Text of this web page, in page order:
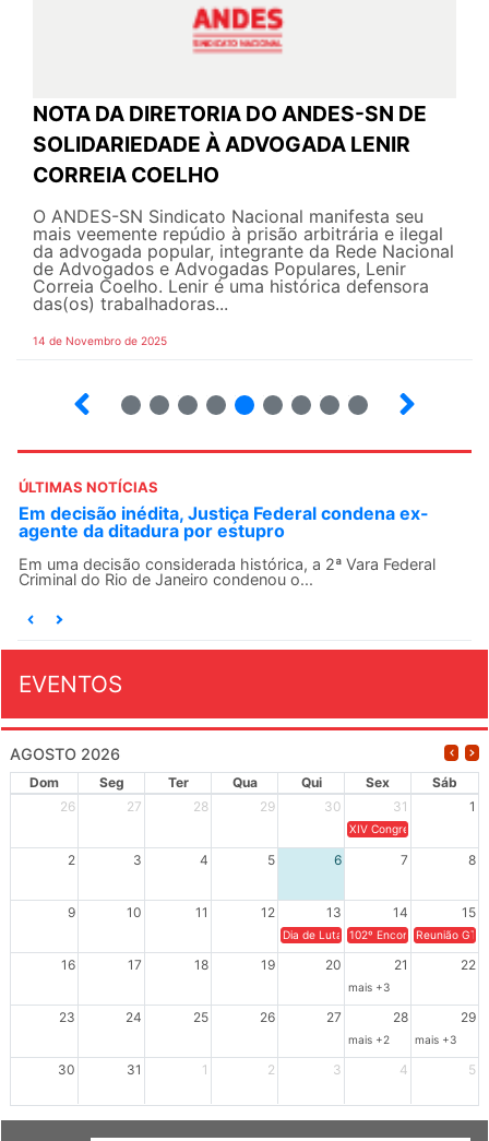
NOTA DA DIRETORIA DO ANDES-SN DE
SOLIDARIEDADE À ADVOGADA LENIR
CORREIA COELHO
O ANDES-SN Sindicato Nacional manifesta seu
mais veemente repúdio à prisão arbitrária e ilegal
da advogada popular, integrante da Rede Nacional
de Advogados e Advogadas Populares, Lenir
Correia Coelho. Lenir é uma histórica defensora
das(os) trabalhadoras...
14 de Novembro de 2025
ÚLTIMAS NOTÍCIAS
Em decisão inédita, Justiça Federal condena ex-
agente da ditadura por estupro
Em uma decisão considerada histórica, a 2ª Vara Federal
Criminal do Rio de Janeiro condenou o...
EVENTOS
AGOSTO 2026
Dom Seg Ter Qua Qui Sex
Sáb
26
27 28 29 30 31 1
XIV Congresso Brasileiro
2 3 4 5 6 7 8
9 10 11 12 13 14 15
Dia de Luta em Defesa de Cuba e da
102º Encontro da
Reunião
16 17 18 19 20 21 22
mais +3
23 24 25 26 27 28 29
mais +2 mais +3
30 31 1 2 3 4 5